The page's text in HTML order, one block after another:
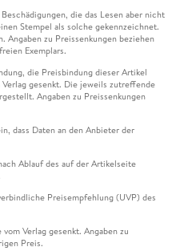
die das Lesen aber nicht
Stempel als solche gekennzeichnet.
zu Preissenkungen beziehen
Exemplars.
die Preisbindung dieser Artikel
gesenkt. Die jeweils zutreffende
Angaben zu Preissenkungen
dass Daten an den Anbieter der
Ablauf des auf der Artikelseite
Preisempfehlung (UVP) des
Verlag gesenkt. Angaben zu
Preis.